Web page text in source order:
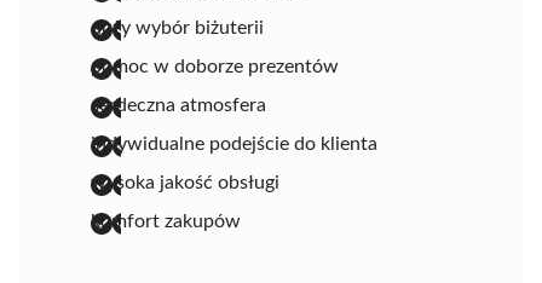
duży wybór biżuterii
pomoc w doborze prezentów
serdeczna atmosfera
indywidualne podejście do klienta
wysoka jakość obsługi
komfort zakupów